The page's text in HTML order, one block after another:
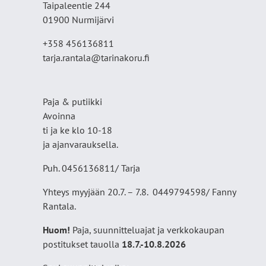
Taipaleentie 244
01900 Nurmijärvi
+358 456136811
tarja.rantala@tarinakoru.fi
Paja & putiikki
Avoinna
ti ja ke klo 10-18
ja ajanvarauksella.
Puh. 0456136811/ Tarja
Yhteys myyjään 20.7. – 7.8. 0449794598/ Fanny
Rantala.
Huom! Paja, suunnitteluajat ja verkkokaupan
postitukset tauolla 18.7.-10.8.2026